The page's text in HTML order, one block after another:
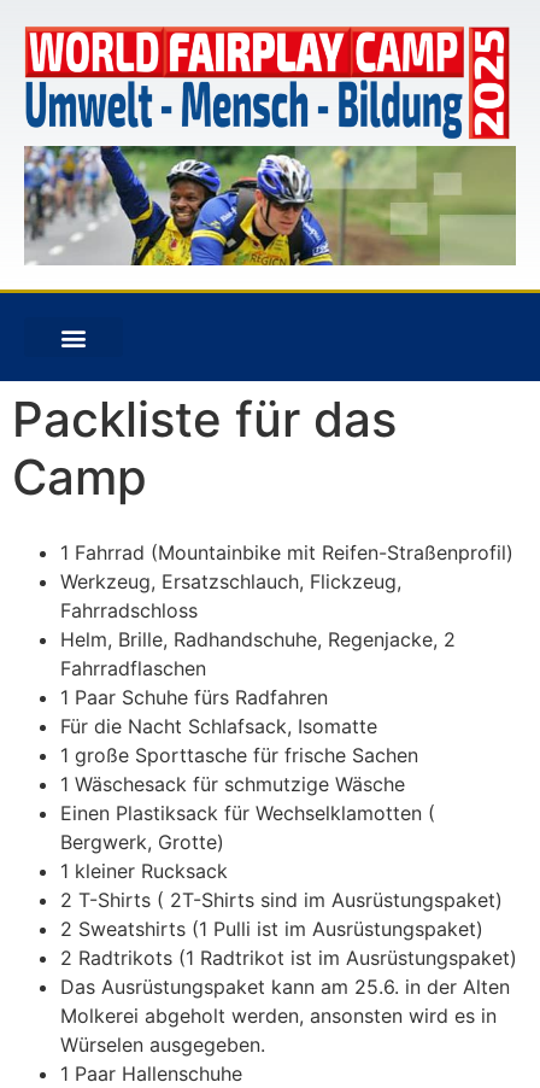
Packliste für das
Camp
1 Fahrrad (Mountainbike mit Reifen-Straßenprofil)
Werkzeug, Ersatzschlauch, Flickzeug,
Fahrradschloss
Helm, Brille, Radhandschuhe, Regenjacke, 2
Fahrradflaschen
1 Paar Schuhe fürs Radfahren
Für die Nacht Schlafsack, Isomatte
1 große Sporttasche für frische Sachen
1 Wäschesack für schmutzige Wäsche
Einen Plastiksack für Wechselklamotten (
Bergwerk, Grotte)
1 kleiner Rucksack
2 T-Shirts ( 2T-Shirts sind im Ausrüstungspaket)
2 Sweatshirts (1 Pulli ist im Ausrüstungspaket)
2 Radtrikots (1 Radtrikot ist im Ausrüstungspaket)
Das Ausrüstungspaket kann am 25.6. in der Alten
Molkerei abgeholt werden, ansonsten wird es in
Würselen ausgegeben.
1 Paar Hallenschuhe